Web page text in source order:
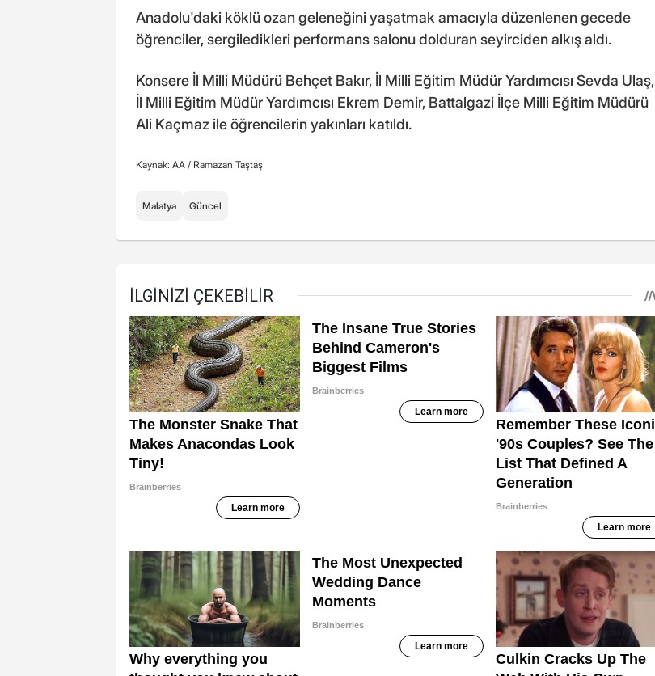
Anadolu'daki köklü ozan geleneğini yaşatmak amacıyla düzenlenen gecede
öğrenciler, sergiledikleri performans salonu dolduran seyirciden alkış aldı.
Konsere İl Milli Müdürü Behçet Bakır, İl Milli Eğitim Müdür Yardımcısı Sevda Ulaş,
İl Milli Eğitim Müdür Yardımcısı Ekrem Demir, Battalgazi İlçe Milli Eğitim Müdürü
Ali Kaçmaz ile öğrencilerin yakınları katıldı.
Kaynak: AA / Ramazan Taştaş
Malatya Güncel